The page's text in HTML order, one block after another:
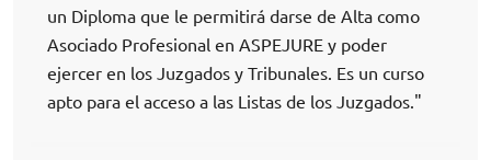
un Diploma que le permitirá darse de Alta como
Asociado Profesional en ASPEJURE y poder
ejercer en los Juzgados y Tribunales. Es un curso
apto para el acceso a las Listas de los Juzgados."